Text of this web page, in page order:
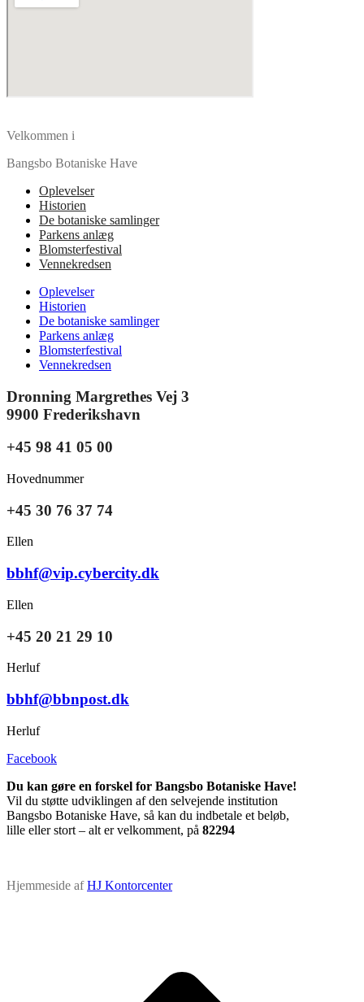
Velkommen i
Bangsbo Botaniske Have
Oplevelser
Historien
De botaniske samlinger
Parkens anlæg
Blomsterfestival
Vennekredsen
Oplevelser
Historien
De botaniske samlinger
Parkens anlæg
Blomsterfestival
Vennekredsen
Dronning Margrethes Vej 3
9900 Frederikshavn
+45 98 41 05 00
Hovednummer
+45 30 76 37 74
Ellen
bbhf@vip.cybercity.dk
Ellen
+45 20 21 29 10
Herluf
bbhf@bbnpost.dk
Herluf
Facebook
Du kan gøre en forskel for Bangsbo Botaniske Have!
Vil du støtte udviklingen af den selvejende institution
Bangsbo Botaniske Have, så kan du indbetale et beløb,
lille eller stort – alt er velkomment, på 82294
Hjemmeside afHJ Kontorcenter